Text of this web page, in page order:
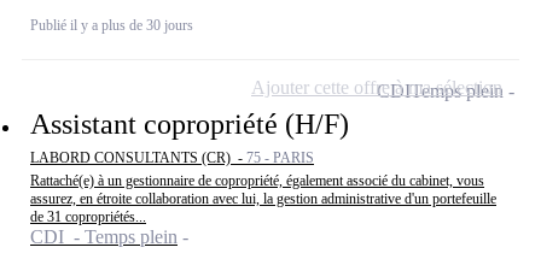
Publié il y a plus de 30 jours
Assistant copropriété (H/F)
LABORD CONSULTANTS (CR) - 75 - PARIS
Rattaché(e) à un gestionnaire de copropriété, également associé du cabinet, vous
assurez, en étroite collaboration avec lui, la gestion administrative d'un portefeuille
de 31 copropriétés...
CDI - Temps plein
CDITemps plein
Ajouter cette offre à ma sélection